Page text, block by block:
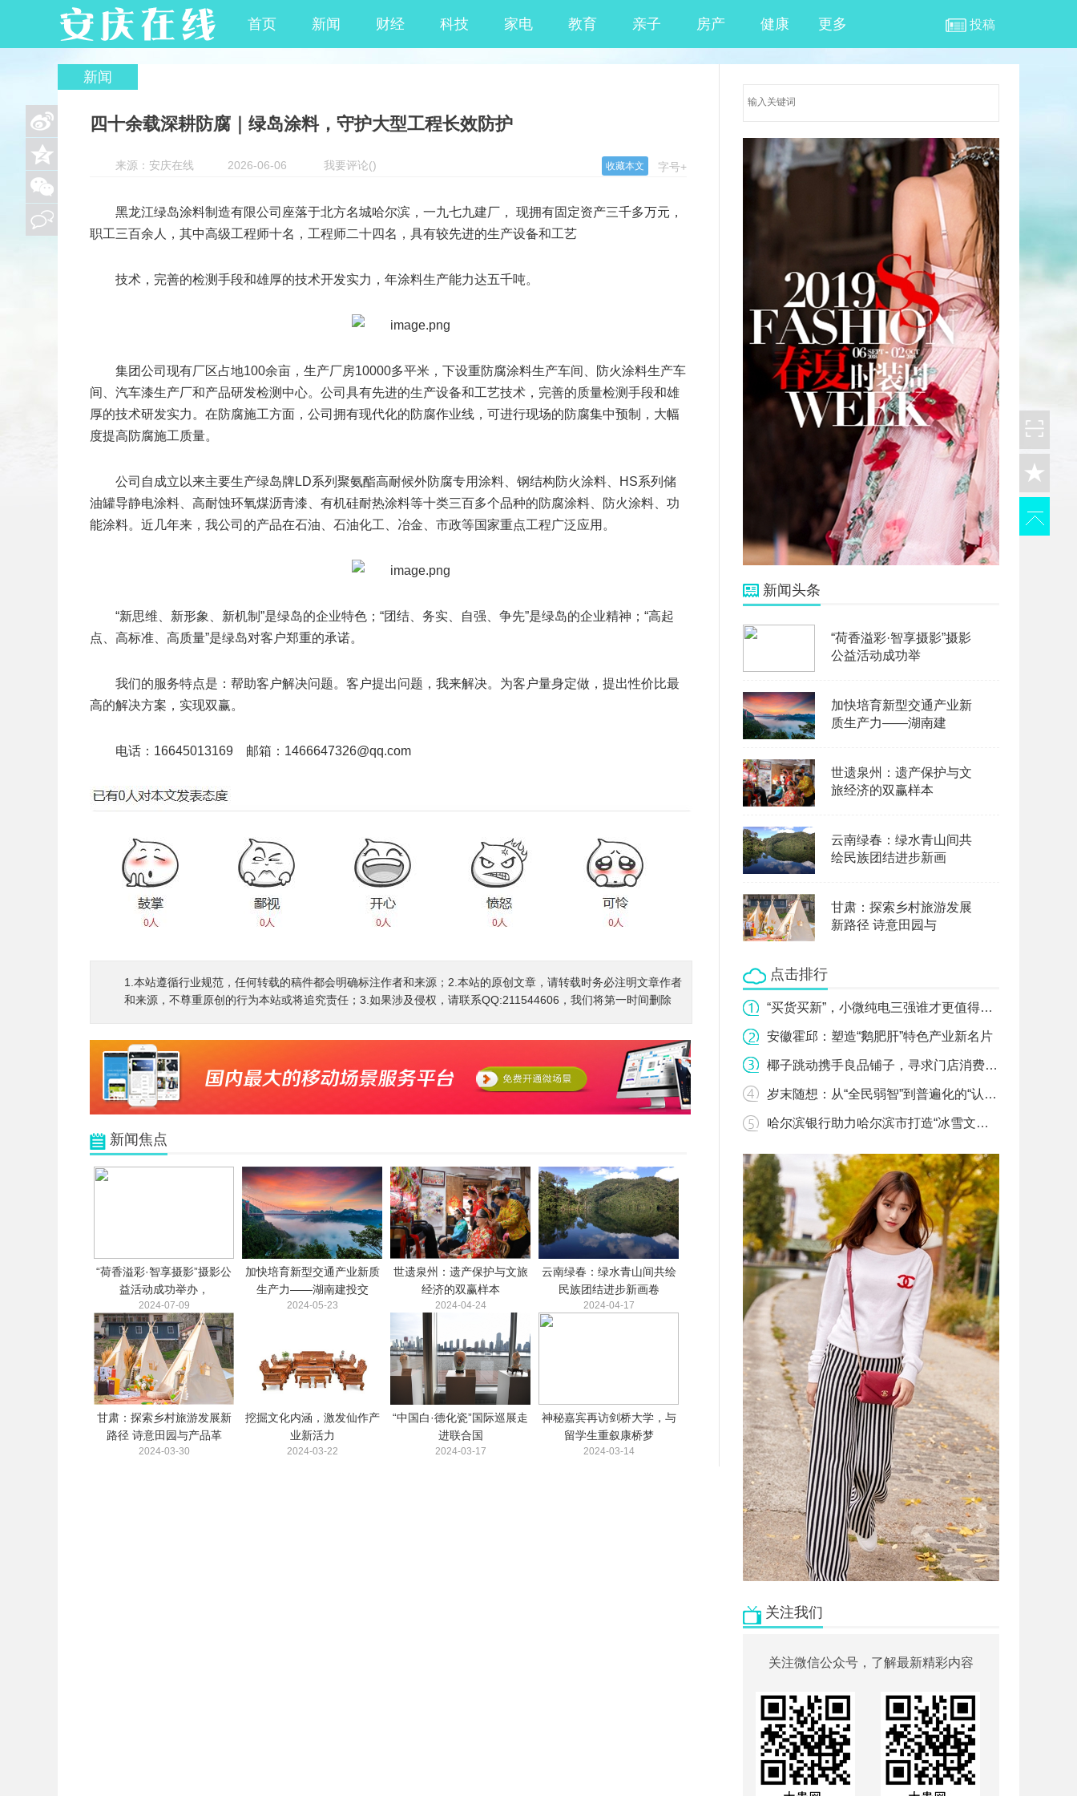
首页 新闻 财经 科技 家电 教育 亲子 房产 健康 更多 投稿
新闻
四十余载深耕防腐｜绿岛涂料，守护大型工程长效防护
字号+
来源：安庆在线 2026-06-06 我要评论() 收藏本文
黑龙江绿岛涂料制造有限公司座落于北方名城哈尔滨，一九七九建厂， 现拥有固定资产三千多万元，
职工三百余人，其中高级工程师十名，工程师二十四名，具有较先进的生产设备和工艺
技术，完善的检测手段和雄厚的技术开发实力，年涂料生产能力达五千吨。
集团公司现有厂区占地100余亩，生产厂房10000多平米，下设重防腐涂料生产车间、防火涂料生产车
间、汽车漆生产厂和产品研发检测中心。公司具有先进的生产设备和工艺技术，完善的质量检测手段和雄
厚的技术研发实力。在防腐施工方面，公司拥有现代化的防腐作业线，可进行现场的防腐集中预制，大幅
度提高防腐施工质量。
公司自成立以来主要生产绿岛牌LD系列聚氨酯高耐候外防腐专用涂料、钢结构防火涂料、HS系列储
油罐导静电涂料、高耐蚀环氧煤沥青漆、有机硅耐热涂料等十类三百多个品种的防腐涂料、防火涂料、功
能涂料。近几年来，我公司的产品在石油、石油化工、冶金、市政等国家重点工程广泛应用。
“新思维、新形象、新机制”是绿岛的企业特色；“团结、务实、自强、争先”是绿岛的企业精神；“高起
点、高标准、高质量”是绿岛对客户郑重的承诺。
我们的服务特点是：帮助客户解决问题。客户提出问题，我来解决。为客户量身定做，提出性价比最
高的解决方案，实现双赢。
电话：16645013169 邮箱：1466647326@qq.com
1.本站遵循行业规范，任何转载的稿件都会明确标注作者和来源；2.本站的原创文章，请转载时务必注明文章作者
和来源，不尊重原创的行为本站或将追究责任；3.如果涉及侵权，请联系QQ:211544606，我们将第一时间删除
新闻焦点
“荷香溢彩·智享摄影”摄影公
益活动成功举办，
2024-07-09
加快培育新型交通产业新质
生产力——湖南建投交
2024-05-23
世遗泉州：遗产保护与文旅
经济的双赢样本
2024-04-24
云南绿春：绿水青山间共绘
民族团结进步新画卷
2024-04-17
甘肃：探索乡村旅游发展新
路径 诗意田园与产品革
2024-03-30
挖掘文化内涵，激发仙作产
业新活力
2024-03-22
“中国白·德化瓷”国际巡展走
进联合国
2024-03-17
神秘嘉宾再访剑桥大学，与
留学生重叙康桥梦
2024-03-14
新闻头条
“荷香溢彩·智享摄影”摄影
公益活动成功举
加快培育新型交通产业新
质生产力——湖南建
世遗泉州：遗产保护与文
旅经济的双赢样本
云南绿春：绿水青山间共
绘民族团结进步新画
甘肃：探索乡村旅游发展
新路径 诗意田园与
点击排行
“买货买新”，小微纯电三强谁才更值得选？
安徽霍邱：塑造“鹅肥肝”特色产业新名片
椰子跳动携手良品铺子，寻求门店消费新模式
岁末随想：从“全民弱智”到普遍化的“认知失调”
哈尔滨银行助力哈尔滨市打造“冰雪文化之都”
关注我们
关注微信公众号，了解最新精彩内容
扫二维码
返回顶部